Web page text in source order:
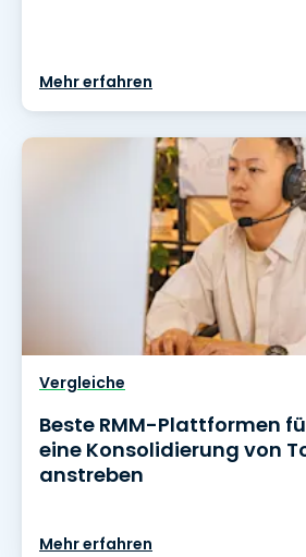
Mehr erfahren
Vergleiche
Beste RMM-Plattformen
eine Konsolidierung von
anstreben
Mehr erfahren